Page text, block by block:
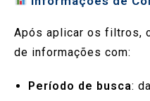
Após aplicar os filtros,
de informações com:
Período de busca: